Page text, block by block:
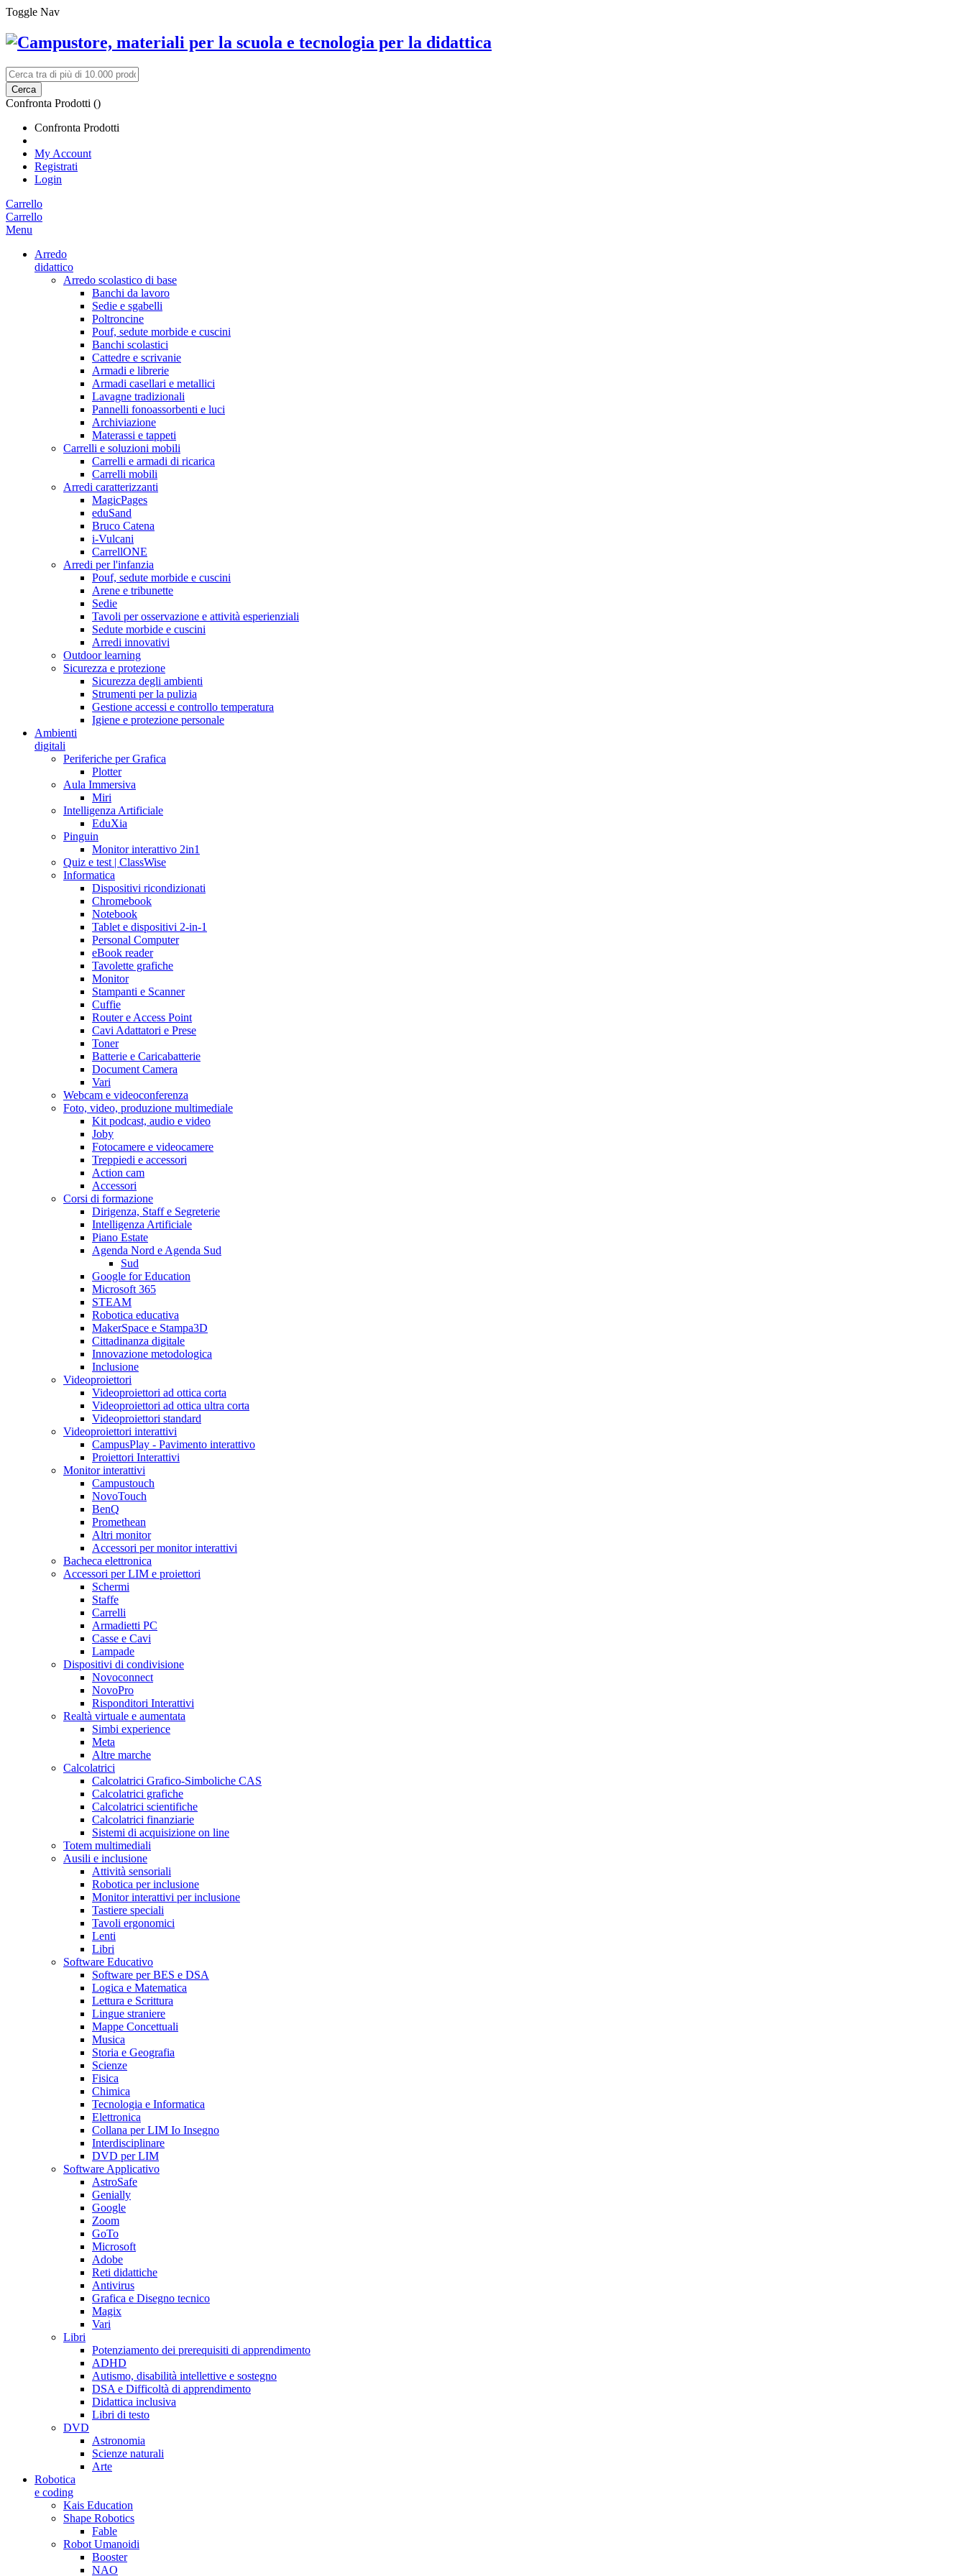
Toggle Nav
Cerca
Confronta Prodotti ()
Confronta Prodotti
My Account
Registrati
Login
Carrello
Carrello
Menu
Arredo
didattico
Arredo scolastico di base
Banchi da lavoro
Sedie e sgabelli
Poltroncine
Pouf, sedute morbide e cuscini
Banchi scolastici
Cattedre e scrivanie
Armadi e librerie
Armadi casellari e metallici
Lavagne tradizionali
Pannelli fonoassorbenti e luci
Archiviazione
Materassi e tappeti
Carrelli e soluzioni mobili
Carrelli e armadi di ricarica
Carrelli mobili
Arredi caratterizzanti
MagicPages
eduSand
Bruco Catena
i-Vulcani
CarrellONE
Arredi per l'infanzia
Pouf, sedute morbide e cuscini
Arene e tribunette
Sedie
Tavoli per osservazione e attività esperienziali
Sedute morbide e cuscini
Arredi innovativi
Outdoor learning
Sicurezza e protezione
Sicurezza degli ambienti
Strumenti per la pulizia
Gestione accessi e controllo temperatura
Igiene e protezione personale
Ambienti
digitali
Periferiche per Grafica
Plotter
Aula Immersiva
Miri
Intelligenza Artificiale
EduXia
Pinguin
Monitor interattivo 2in1
Quiz e test | ClassWise
Informatica
Dispositivi ricondizionati
Chromebook
Notebook
Tablet e dispositivi 2-in-1
Personal Computer
eBook reader
Tavolette grafiche
Monitor
Stampanti e Scanner
Cuffie
Router e Access Point
Cavi Adattatori e Prese
Toner
Batterie e Caricabatterie
Document Camera
Vari
Webcam e videoconferenza
Foto, video, produzione multimediale
Kit podcast, audio e video
Joby
Fotocamere e videocamere
Treppiedi e accessori
Action cam
Accessori
Corsi di formazione
Dirigenza, Staff e Segreterie
Intelligenza Artificiale
Piano Estate
Agenda Nord e Agenda Sud
Sud
Google for Education
Microsoft 365
STEAM
Robotica educativa
MakerSpace e Stampa3D
Cittadinanza digitale
Innovazione metodologica
Inclusione
Videoproiettori
Videoproiettori ad ottica corta
Videoproiettori ad ottica ultra corta
Videoproiettori standard
Videoproiettori interattivi
CampusPlay - Pavimento interattivo
Proiettori Interattivi
Monitor interattivi
Campustouch
NovoTouch
BenQ
Promethean
Altri monitor
Accessori per monitor interattivi
Bacheca elettronica
Accessori per LIM e proiettori
Schermi
Staffe
Carrelli
Armadietti PC
Casse e Cavi
Lampade
Dispositivi di condivisione
Novoconnect
NovoPro
Risponditori Interattivi
Realtà virtuale e aumentata
Simbi experience
Meta
Altre marche
Calcolatrici
Calcolatrici Grafico-Simboliche CAS
Calcolatrici grafiche
Calcolatrici scientifiche
Calcolatrici finanziarie
Sistemi di acquisizione on line
Totem multimediali
Ausili e inclusione
Attività sensoriali
Robotica per inclusione
Monitor interattivi per inclusione
Tastiere speciali
Tavoli ergonomici
Lenti
Libri
Software Educativo
Software per BES e DSA
Logica e Matematica
Lettura e Scrittura
Lingue straniere
Mappe Concettuali
Musica
Storia e Geografia
Scienze
Fisica
Chimica
Tecnologia e Informatica
Elettronica
Collana per LIM Io Insegno
Interdisciplinare
DVD per LIM
Software Applicativo
AstroSafe
Genially
Google
Zoom
GoTo
Microsoft
Adobe
Reti didattiche
Antivirus
Grafica e Disegno tecnico
Magix
Vari
Libri
Potenziamento dei prerequisiti di apprendimento
ADHD
Autismo, disabilità intellettive e sostegno
DSA e Difficoltà di apprendimento
Didattica inclusiva
Libri di testo
DVD
Astronomia
Scienze naturali
Arte
Robotica
e coding
Kais Education
Shape Robotics
Fable
Robot Umanoidi
Booster
NAO